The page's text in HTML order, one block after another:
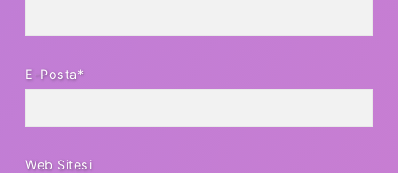
E-Posta*
Web Sitesi